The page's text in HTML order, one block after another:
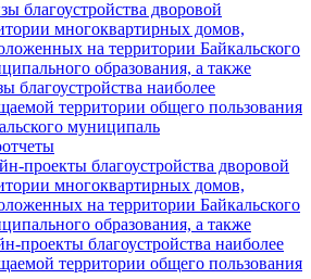
благоустройства дворовой
многоквартирных домов,
на территории Байкальского
образования, а также
благоустройства наиболее
территории общего пользования
муниципаль
проекты благоустройства дворовой
многоквартирных домов,
на территории Байкальского
образования, а также
проекты благоустройства наиболее
территории общего пользования